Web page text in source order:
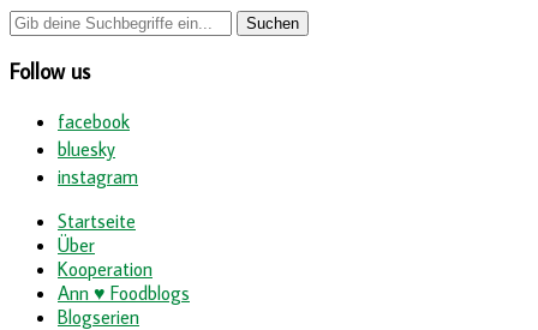
Follow us
facebook
bluesky
instagram
Startseite
Über
Kooperation
Ann ♥ Foodblogs
Blogserien